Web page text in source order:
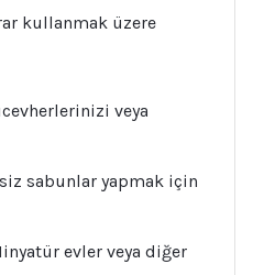
kullanmak üzere
veya
sabunlar yapmak için
evler veya diğer